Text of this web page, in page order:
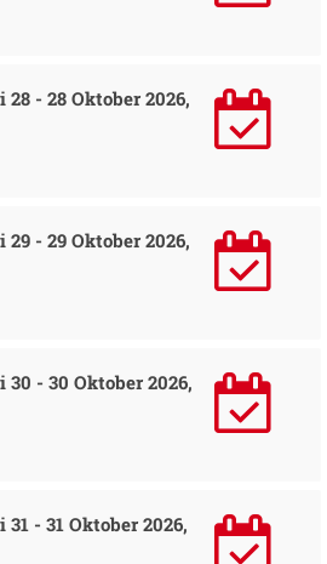
- 28 Oktober 2026,
- 29 Oktober 2026,
- 30 Oktober 2026,
- 31 Oktober 2026,